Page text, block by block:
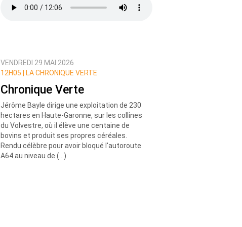
VENDREDI 29 MAI 2026
12H05 |
LA CHRONIQUE VERTE
Chronique Verte
Jérôme Bayle dirige une exploitation de 230
hectares en Haute-Garonne, sur les collines
du Volvestre, où il élève une centaine de
bovins et produit ses propres céréales.
Rendu célèbre pour avoir bloqué l'autoroute
A64 au niveau de (…)